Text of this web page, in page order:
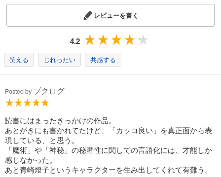
レビューを書く
4.2
笑える じれったい 共感する
Posted by ブクログ
読書にはまったきっかけの作品。
あとがきにも書かれてたけど、「カッコ良い」を真正面から表
現している、と思う。
「魔術」や「神秘」の秘匿性に関しての言語化には、才能しか
感じなかった。
あと青崎燈子というキャラクターを生み出してくれて有難う。